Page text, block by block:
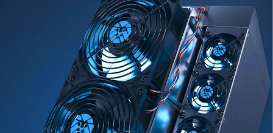
Заказать звонок